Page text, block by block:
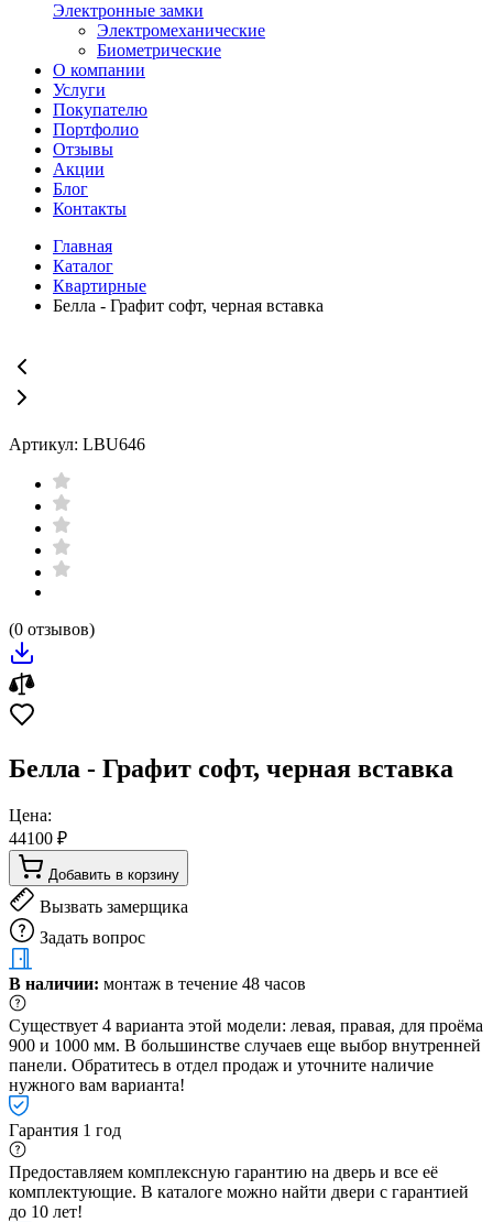
Электронные замки
Электромеханические
Биометрические
О компании
Услуги
Покупателю
Портфолио
Отзывы
Акции
Блог
Контакты
Главная
Каталог
Квартирные
Белла - Графит софт, черная вставка
Артикул: LBU646
(0 отзывов)
Белла - Графит софт, черная вставка
Цена:
44100 ₽
Добавить в корзину
Вызвать замерщика
Задать вопрос
В наличии: монтаж в течение 48 часов
Существует 4 варианта этой модели: левая, правая, для проёма
900 и 1000 мм. В большинстве случаев еще выбор внутренней
панели. Обратитесь в отдел продаж и уточните наличие
нужного вам варианта!
Гарантия 1 год
Предоставляем комплексную гарантию на дверь и все её
комплектующие. В каталоге можно найти двери с гарантией
до 10 лет!